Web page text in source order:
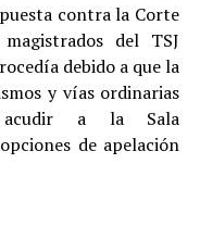
contra la Corte
del TSJ
debido a que la
y vías ordinarias
acudir a la Sala
de apelación